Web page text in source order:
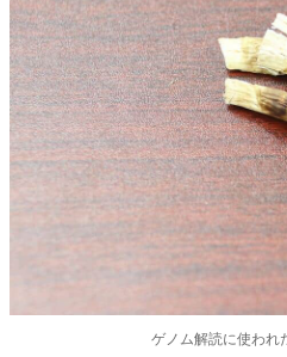
ゲノム解読に使われ